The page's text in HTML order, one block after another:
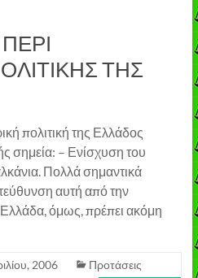
ΤΗΣ
πολιτική της Ελλάδος
σημεία: – Ενίσχυση του
Πολλά σημαντικά
αυτή από την
όμως, πρέπει ακόμη
2006
Προτάσεις